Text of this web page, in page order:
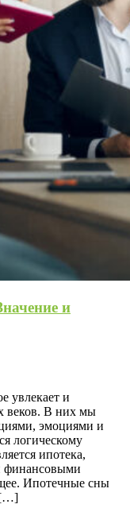
и
увлекает и
веков. В них мы
эмоциями и
логическому
ипотека,
финансовыми
Ипотечные сны
[…]